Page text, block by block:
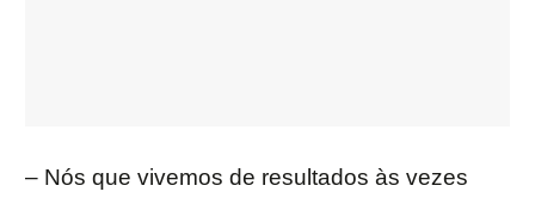
– Nós que vivemos de resultados às vezes